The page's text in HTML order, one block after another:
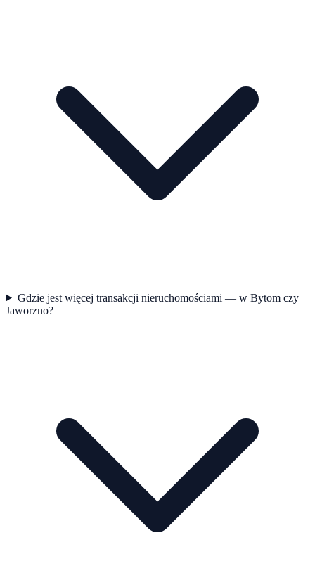
Gdzie jest więcej transakcji nieruchomościami — w Bytom czy
Jaworzno?